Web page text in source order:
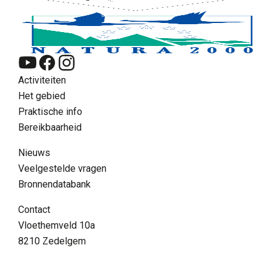
Supra menu
Contact
Activiteiten
Het gebied
Praktische info
Bereikbaarheid
Nieuws
Veelgestelde vragen
Bronnendatabank
Contact
Vloethemveld 10a
8210 Zedelgem